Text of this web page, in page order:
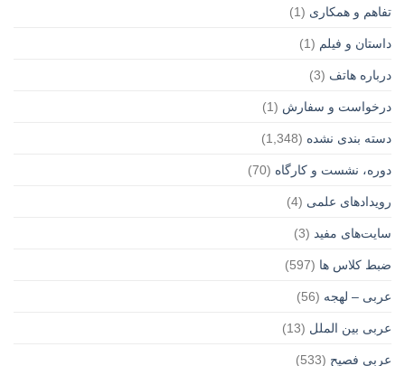
تفاهم و همکاری (1)
داستان و فیلم (1)
درباره هاتف (3)
درخواست و سفارش (1)
دسته بندی نشده (1,348)
دوره، نشست و کارگاه (70)
رویدادهای علمی (4)
سایت‌های مفید (3)
ضبط کلاس ها (597)
عربی – لهجه (56)
عربی بین الملل (13)
عربی فصیح (533)